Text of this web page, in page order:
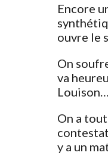
Encore
ouvre le
On
va
On a
y a un